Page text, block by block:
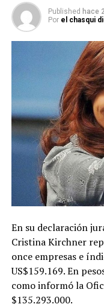
Published hace
Por el chasqui
En su declaración
Cristina Kirchner
once empresas e
US$159.169. En
como informó la
$135.293.000.